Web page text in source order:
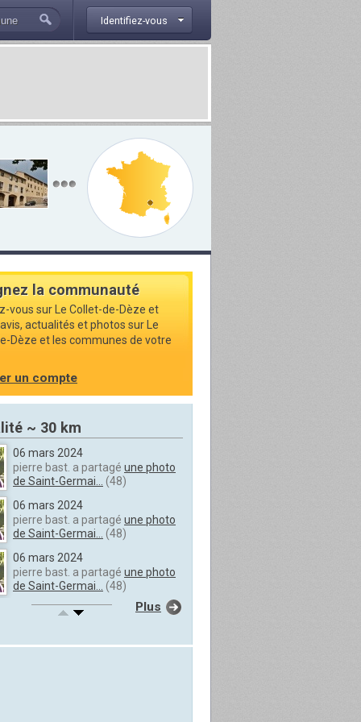
Identifiez-vous
la communauté
vous sur Le Collet-de-Dèze et
actualités et photos sur Le
Dèze et les communes de votre
un compte
~ 30 km
06 mars 2024
pierre bast. a partagé une photo
de Saint-Germai...
(48)
06 mars 2024
pierre bast. a partagé une photo
de Saint-Germai...
(48)
06 mars 2024
pierre bast. a partagé une photo
de Saint-Germai...
(48)
06 mars 2024
Plus